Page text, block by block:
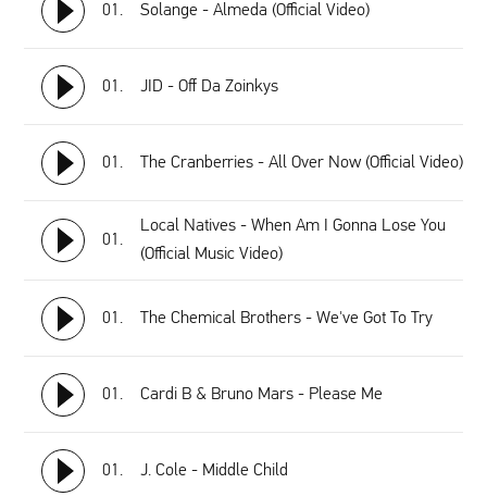
01. Solange - Almeda (Official Video)
01. JID - Off Da Zoinkys
01. The Cranberries - All Over Now (Official Video)
01.
Local Natives - When Am I Gonna Lose You
(Official Music Video)
01. The Chemical Brothers - We've Got To Try
01. Cardi B & Bruno Mars - Please Me
01. J. Cole - Middle Child